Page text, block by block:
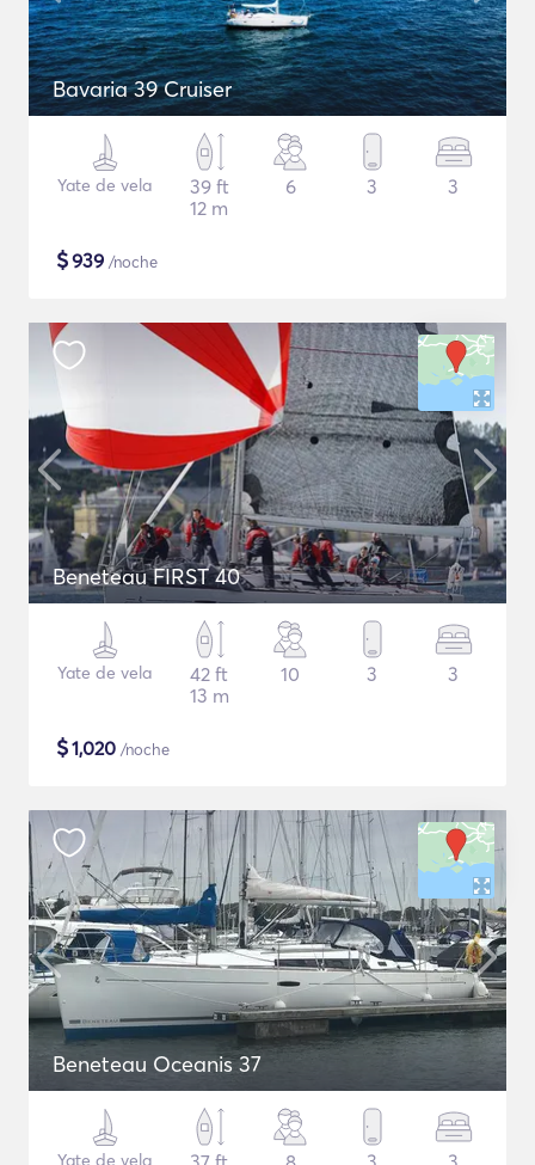
Bavaria 39 Cruiser
Yate de vela
39 ft
12 m
6 3 3
$939 /noche
Beneteau FIRST 40
Yate de vela
42 ft
13 m
10 3 3
$1,020 /noche
Beneteau Oceanis 37
Yate de vela